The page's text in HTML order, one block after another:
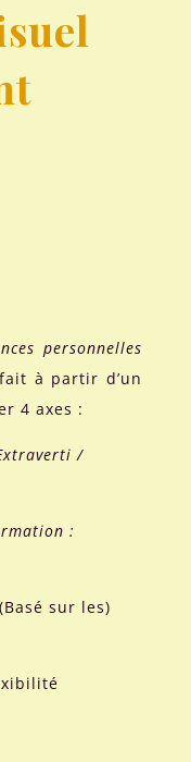
personnelles
à partir d’un
4 axes :
/
:
sur les)